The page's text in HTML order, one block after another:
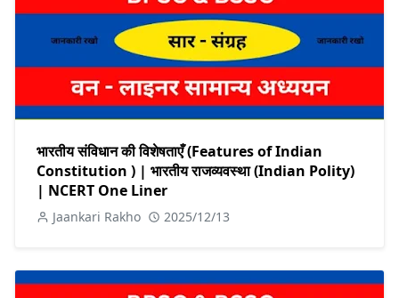
भारतीय संविधान की विशेषताएँ (Features of Indian
Constitution ) | भारतीय राजव्यवस्था (Indian Polity)
| NCERT One Liner
Jaankari Rakho 2025/12/13